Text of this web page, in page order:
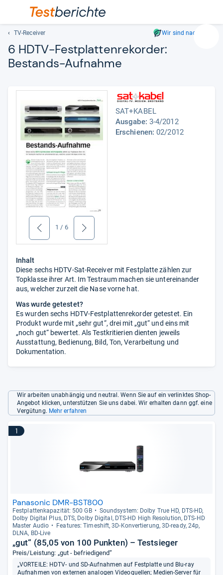
TV-Receiver Wir sind nachhaltig
6 HDTV-​Fest­plat­ten­re­korder:
Bestands-​Auf­nahme
zurück 1 / 6 weiter
SAT+KABEL
Ausgabe: 3-4/2012
Erschienen: 02/2012
Inhalt
Diese sechs HDTV-Sat-Receiver mit Festplatte zählen zur
Topklasse ihrer Art. Im Testraum machen sie untereinander
aus, welcher zurzeit die Nase vorne hat.
Was wurde getestet?
Es wurden sechs HDTV-Festplattenrekorder getestet. Ein
Produkt wurde mit „sehr gut“, drei mit „gut“ und eins mit
„noch gut“ bewertet. Als Testkritierien dienten jeweils
Ausstattung, Bedienung, Bild, Ton, Verarbeitung und
Dokumentation.
Wir arbeiten unabhängig und neutral. Wenn Sie auf ein verlinktes Shop-
Angebot klicken, unterstützen Sie uns dabei. Wir erhalten dann ggf. eine
Vergütung. Mehr erfahren
1
Panasonic DMR-BST800
Fest­plat­ten­ka­pa­zi­tät: 500 GB
Sound­sys­tem: Dolby True HD, DTS-​HD,
Dolby Digi­tal Plus, DTS, Dolby Digi­tal, DTS-​HD High Reso­lu­tion, DTS-​HD
Mas­ter Audio
Fea­tu­res: Times­hift, 3D-​Kon­ver­tie­rung, 3D-​ready, 24p,
DLNA, BD-​Live
„gut“ (85,05 von 100 Punkten) – Testsieger
Preis/Leistung: „gut - befriedigend“
„VORTEILE: HDTV- und SD-Aufnahmen auf Festplatte und Blu-ray
Aufnahmen von externen analogen Videoquellen; Medien-Server für